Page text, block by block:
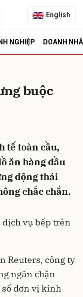
English
NGHIỆP DOANH
buộc
tế toàn cầu,
ăn hàng đầu
động thái
chắc chắn.
dịch vụ bếp trên
Reuters, công ty
ngăn chặn
số đơn vị kinh
Hủy